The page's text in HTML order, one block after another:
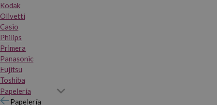
Kodak
Olivetti
Casio
Philips
Primera
Panasonic
Fujitsu
Toshiba
Papelería
Papelería